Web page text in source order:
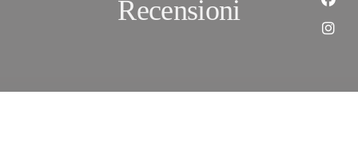
Recensioni